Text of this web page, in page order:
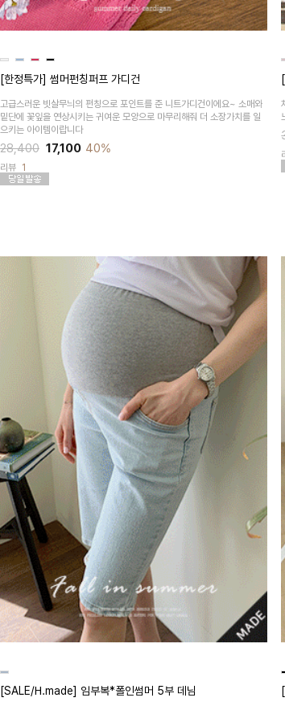
[한정특가] 썸머펀칭퍼프 가디건
고급스러운 빗살무늬의 펀칭으로 포인트를 준 니트가디건이에요~ 소매와
밑단에 꽃잎을 연상시키는 귀여운 모양으로 마무리해줘 더 소장가치를 일
으키는 아이템이랍니다
28,400 17,100 40%
리뷰 1
[SALE/H.made] 임부복*폴인썸머 5부 데님